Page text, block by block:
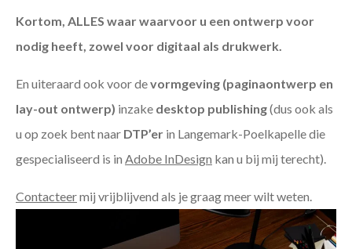
Kortom, ALLES waar waarvoor u een ontwerp voor
nodig heeft, zowel voor digitaal als drukwerk.
En uiteraard ook voor devormgeving (paginaontwerp en
lay-out ontwerp) inzake desktop publishing(dus ook als
u op zoek bent naar DTP’er in Langemark-Poelkapelle die
gespecialiseerd is in Adobe InDesign kan u bij mij terecht).
Contacteermij vrijblijvend als je graag meer wilt weten.